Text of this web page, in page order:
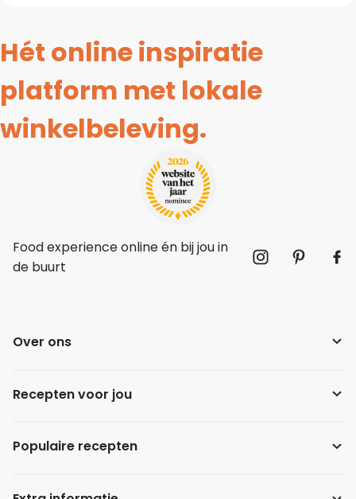
Hét online inspiratie
platform met lokale
winkelbeleving.
Food experience online én bij jou in
de buurt
Over ons
Recepten voor jou
Populaire recepten